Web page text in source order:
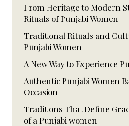
From Heritage to Modern
Rituals of Punjabi Women
Traditional Rituals and
Punjabi Women
A New Way to Experience
Authentic Punjabi Women
Occasion
Traditions That Define
of a Punjabi women